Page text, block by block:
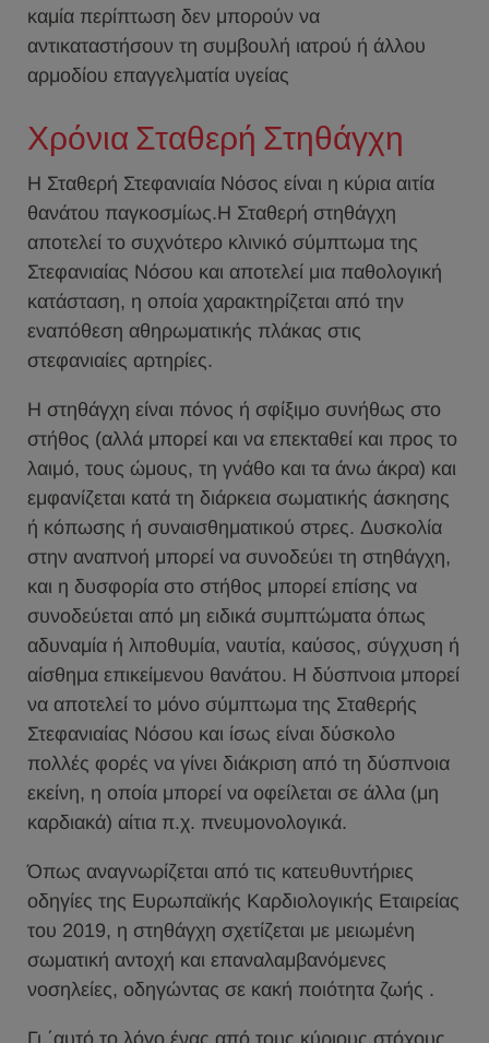
καμία περίπτωση δεν μπορούν να
αντικαταστήσουν τη συμβουλή ιατρού ή άλλου
αρμοδίου επαγγελματία υγείας
Χρόνια Σταθερή Στηθάγχη
H Σταθερή Στεφανιαία Νόσος είναι η κύρια αιτία
θανάτου παγκοσμίως.H Σταθερή στηθάγχη
αποτελεί το συχνότερο κλινικό σύμπτωμα της
Στεφανιαίας Νόσου και αποτελεί μια παθολογική
κατάσταση, η οποία χαρακτηρίζεται από την
εναπόθεση αθηρωματικής πλάκας στις
στεφανιαίες αρτηρίες.
Η στηθάγχη είναι πόνος ή σφίξιμο συνήθως στο
στήθος (αλλά μπορεί και να επεκταθεί και προς το
λαιμό, τους ώμους, τη γνάθο και τα άνω άκρα) και
εμφανίζεται κατά τη διάρκεια σωματικής άσκησης
ή κόπωσης ή συναισθηματικού στρες. Δυσκολία
στην αναπνοή μπορεί να συνοδεύει τη στηθάγχη,
και η δυσφορία στο στήθος μπορεί επίσης να
συνοδεύεται από μη ειδικά συμπτώματα όπως
αδυναμία ή λιποθυμία, ναυτία, καύσος, σύγχυση ή
αίσθημα επικείμενου θανάτου. Η δύσπνοια μπορεί
να αποτελεί το μόνο σύμπτωμα της Σταθερής
Στεφανιαίας Νόσου και ίσως είναι δύσκολο
πολλές φορές να γίνει διάκριση από τη δύσπνοια
εκείνη, η οποία μπορεί να οφείλεται σε άλλα (μη
καρδιακά) αίτια π.χ. πνευμονολογικά.
Όπως αναγνωρίζεται από τις κατευθυντήριες
οδηγίες της Ευρωπαϊκής Καρδιολογικής Εταιρείας
του 2019, η στηθάγχη σχετίζεται με μειωμένη
σωματική αντοχή και επαναλαμβανόμενες
νοσηλείες, οδηγώντας σε κακή ποιότητα ζωής .
Γι ΄αυτό το λόγο ένας από τους κύριους στόχους